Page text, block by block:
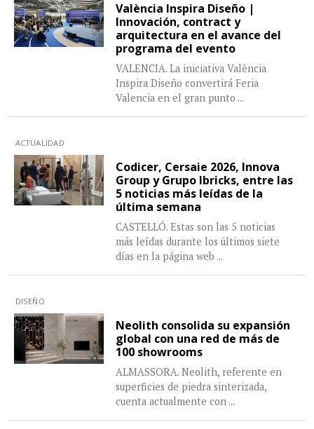
València Inspira Diseño |
Innovación, contract y
arquitectura en el avance del
programa del evento
VALENCIA. La iniciativa València
Inspira Diseño convertirá Feria
Valencia en el gran punto ...
ACTUALIDAD
Codicer, Cersaie 2026, Innova
Group y Grupo Ibricks, entre las
5 noticias más leídas de la
última semana
CASTELLÓ. Estas son las 5 noticias
más leídas durante los últimos siete
días en la página web ...
DISEÑO
Neolith consolida su expansión
global con una red de más de
100 showrooms
ALMASSORA. Neolith, referente en
superficies de piedra sinterizada,
cuenta actualmente con ...